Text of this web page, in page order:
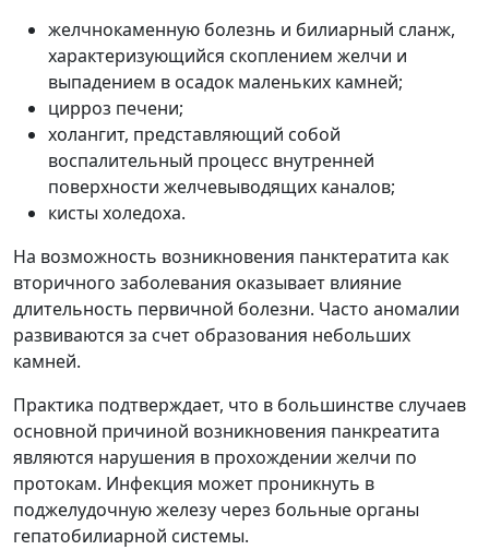
желчнокаменную болезнь и билиарный сланж,
характеризующийся скоплением желчи и
выпадением в осадок маленьких камней;
цирроз печени;
холангит, представляющий собой
воспалительный процесс внутренней
поверхности желчевыводящих каналов;
кисты холедоха.
На возможность возникновения панктератита как
вторичного заболевания оказывает влияние
длительность первичной болезни. Часто аномалии
развиваются за счет образования небольших
камней.
Практика подтверждает, что в большинстве случаев
основной причиной возникновения панкреатита
являются нарушения в прохождении желчи по
протокам. Инфекция может проникнуть в
поджелудочную железу через больные органы
гепатобилиарной системы.